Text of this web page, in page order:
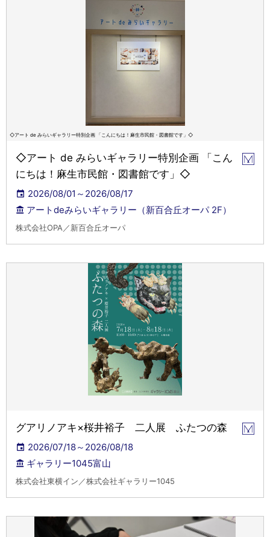
◇アート de みらいギャラリー特別企画 「こんにちは！麻生市民館・図書館です」◇
◇アート de みらいギャラリー特別企画 「こん
にちは！麻生市民館・図書館です」◇
2026/08/01～2026/08/17
アートdeみらいギャラリー（新百合丘オーパ 2F）
株式会社OPA／新百合丘オーパ
グアリノアキ×桜井裕子 二人展 ふたつの森
2026/07/18～2026/08/18
ギャラリー1045富山
株式会社東横イン／株式会社ギャラリー1045